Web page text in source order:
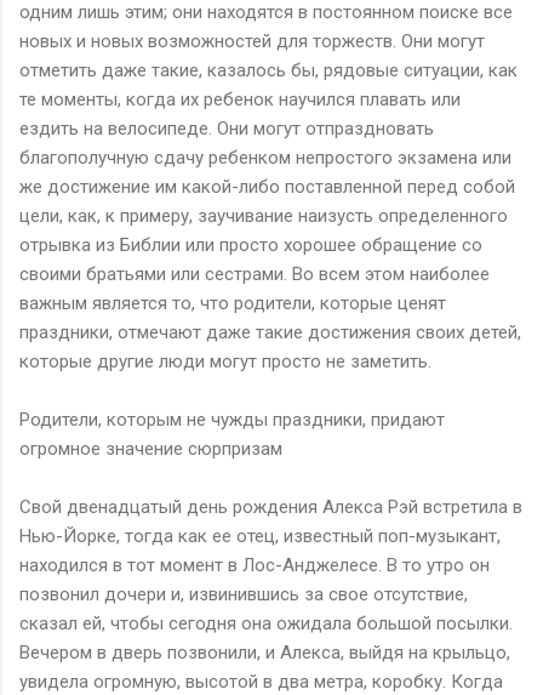
одним лишь этим; они находятся в постоянном поиске все
новых и новых возможностей для торжеств. Они могут
отметить даже такие, казалось бы, рядовые ситуации, как
те моменты, когда их ребенок научился плавать или
ездить на велосипеде. Они могут отпраздновать
благополучную сдачу ребенком непростого экзамена или
же достижение им какой-либо поставленной перед собой
цели, как, к примеру, заучивание наизусть определенного
отрывка из Библии или просто хорошее обращение со
своими братьями или сестрами. Во всем этом наиболее
важным является то, что родители, которые ценят
праздники, отмечают даже такие достижения своих детей,
которые другие люди могут просто не заметить.
Родители, которым не чужды праздники, придают
огромное значение сюрпризам
Свой двенадцатый день рождения Алекса Рэй встретила в
Нью-Йорке, тогда как ее отец, известный поп-музыкант,
находился в тот момент в Лос-Анджелесе. В то утро он
позвонил дочери и, извинившись за свое отсутствие,
сказал ей, чтобы сегодня она ожидала большой посылки.
Вечером в дверь позвонили, и Алекса, выйдя на крыльцо,
увидела огромную, высотой в два метра, коробку. Когда